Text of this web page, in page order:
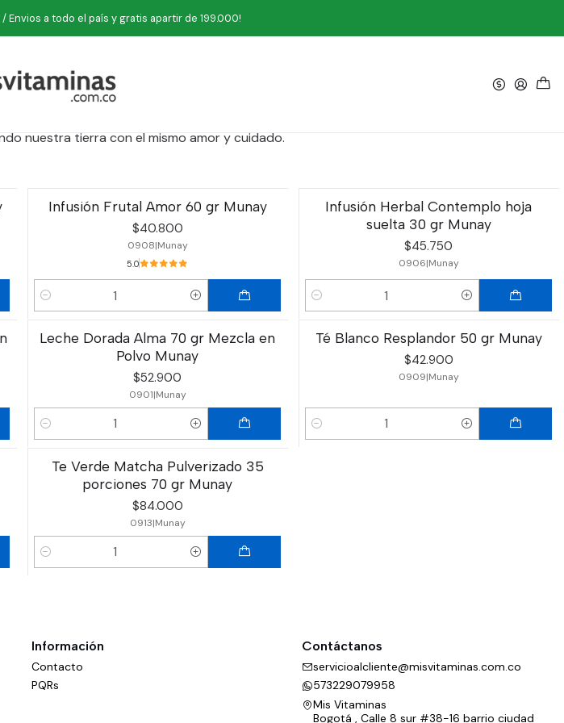
Envios a todo el país y gratis apartir de 199.000!
Munay Herbal
Herbal
nuestra tierra con el mismo amor y cuidado.
Filtros
Infusión Frutal Amor 60 gr Munay
$40.800
0908|Munay
5.0
Cantidad
Infusión Herbal Contemplo hoja
suelta 30 gr Munay
$45.750
0906|Munay
Cantidad
Leche Dorada Alma 70 gr Mezcla en
Polvo Munay
$52.900
0901|Munay
Cantidad
Té Blanco Resplandor 50 gr Munay
$42.900
0909|Munay
Cantidad
Te Verde Matcha Pulverizado 35
porciones 70 gr Munay
$84.000
0913|Munay
Cantidad
Información
Contacto
PQRs
Contáctanos
servicioalcliente@misvitaminas.com.co
573229079958
Mis Vitaminas
Bogotá , Calle 8 sur #38-16 barrio ciudad